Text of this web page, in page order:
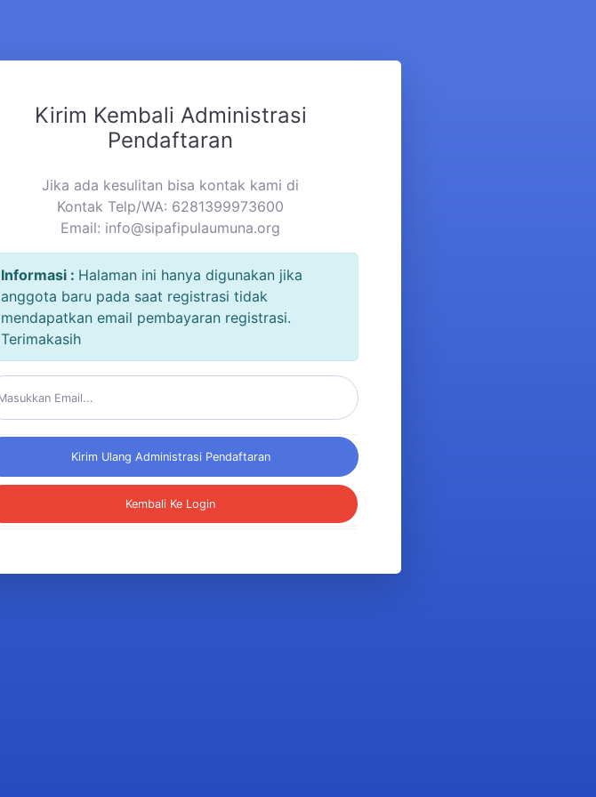
Kirim Kembali Administrasi
Pendaftaran
Jika ada kesulitan bisa kontak kami di
Kontak Telp/WA: 6281399973600
Email: info@sipafipulaumuna.org
Informasi : Halaman ini hanya digunakan jika
anggota baru pada saat registrasi tidak
mendapatkan email pembayaran registrasi.
Terimakasih
Kirim Ulang Administrasi Pendaftaran
Kembali Ke Login